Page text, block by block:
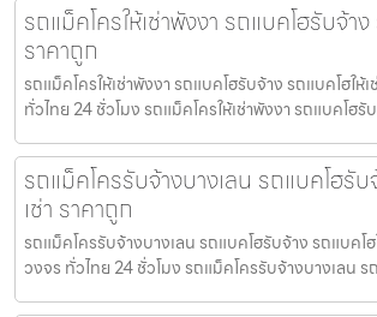
รถแม็คโครให้เช่าพังงา รถแบคโฮรับจ้าง
ราคาถูก
รถแม็คโครให้เช่าพังงา รถแบคโฮรับจ้าง รถแบคโฮให้
ทั่วไทย 24 ชั่วโมง รถแม็คโครให้เช่าพังงา รถแบคโฮรั
รถแม็คโครรับจ้างบางเลน รถแบคโฮรับ
เช่า ราคาถูก
รถแม็คโครรับจ้างบางเลน รถแบคโฮรับจ้าง รถแบคโ
วงจร ทั่วไทย 24 ชั่วโมง รถแม็คโครรับจ้างบางเลน ร